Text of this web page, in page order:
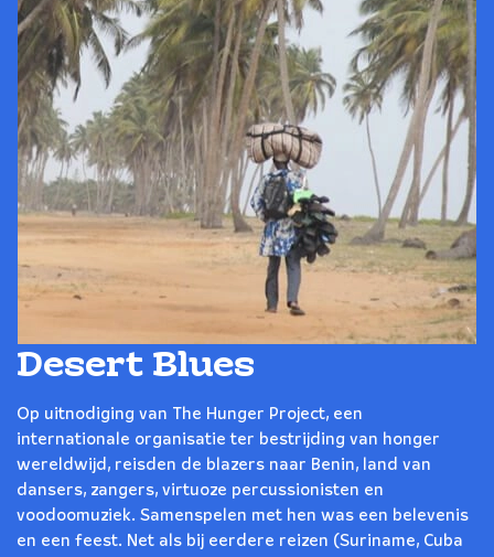
Desert Blues
Op uitnodiging van The Hunger Project, een
internationale organisatie ter bestrijding van honger
wereldwijd, reisden de blazers naar Benin, land van
dansers, zangers, virtuoze percussionisten en
voodoomuziek. Samenspelen met hen was een belevenis
en een feest. Net als bij eerdere reizen (Suriname, Cuba